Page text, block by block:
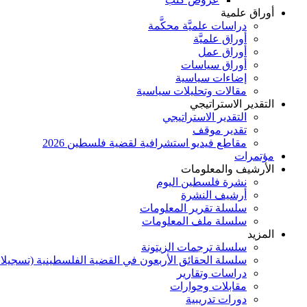
أوراق علمية
دراسات علميَّة محكَّمة
أوراق علميَّة
أوراق عمل
أوراق سياسات
إضاءات سياسية
مقالات وتحليلات سياسية
التقدير الاستراتيجي
التقدير الاستراتيجي
تقدير موقف
مقاطع فيديو استشرافية لقضية فلسطين 2026
مؤتمرات
الأرشيف والمعلومات
نشرة فلسطين اليوم
أرشيف النشرة
سلسلة تقرير المعلومات
سلسلة ملف المعلومات
المزيد
سلسلة ترجمات الزيتونة
سلسلة الحقائق الأربعون في القضية الفلسطينية
دراسات وتقارير
مقابلات وحوارات
دورات تدريبية